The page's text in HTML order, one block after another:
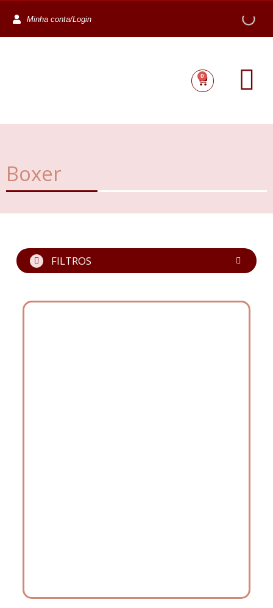
Minha conta/Login
0
Boxer
FILTROS